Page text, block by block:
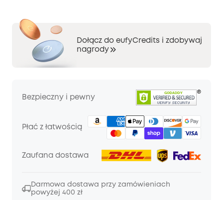
Dołącz do eufyCredits i zdobywaj
nagrody
Bezpieczny i pewny
Płać z łatwością
Zaufana dostawa
Darmowa dostawa przy zamówieniach
powyżej 400 zł